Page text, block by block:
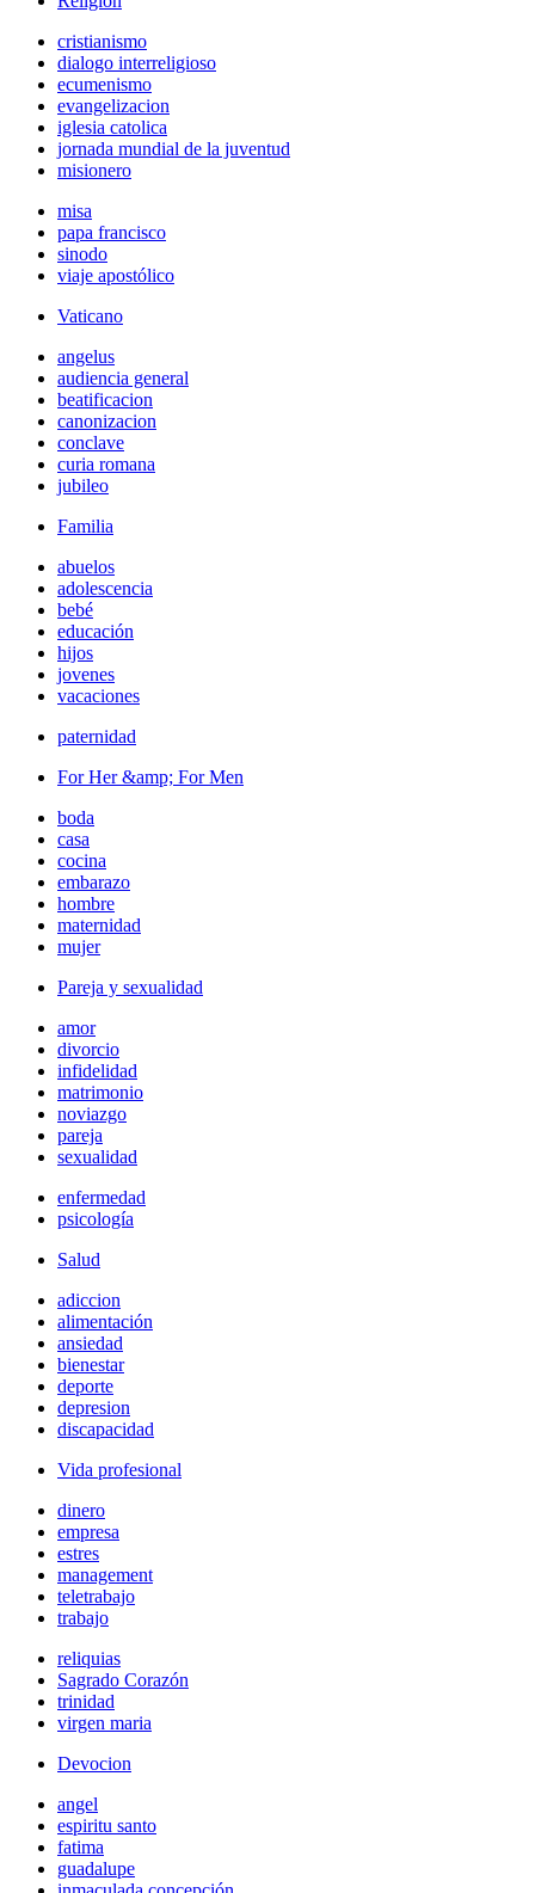
cristianismo
dialogo interreligioso
ecumenismo
evangelizacion
iglesia catolica
jornada mundial de la juventud
misionero
misa
papa francisco
sinodo
viaje apostólico
Vaticano
angelus
audiencia general
beatificacion
canonizacion
conclave
curia romana
jubileo
Familia
abuelos
adolescencia
bebé
educación
hijos
jovenes
vacaciones
paternidad
For Her &amp; For Men
boda
casa
cocina
embarazo
hombre
maternidad
mujer
Pareja y sexualidad
amor
divorcio
infidelidad
matrimonio
noviazgo
pareja
sexualidad
enfermedad
psicología
Salud
adiccion
alimentación
ansiedad
bienestar
deporte
depresion
discapacidad
Vida profesional
dinero
empresa
estres
management
teletrabajo
trabajo
reliquias
Sagrado Corazón
trinidad
virgen maria
Devocion
angel
espiritu santo
fatima
guadalupe